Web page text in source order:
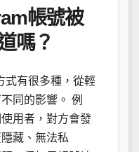
帳號被
嗎？
式有很多種，從輕
同的影響。 例
用者，對方會發
藏、無法私